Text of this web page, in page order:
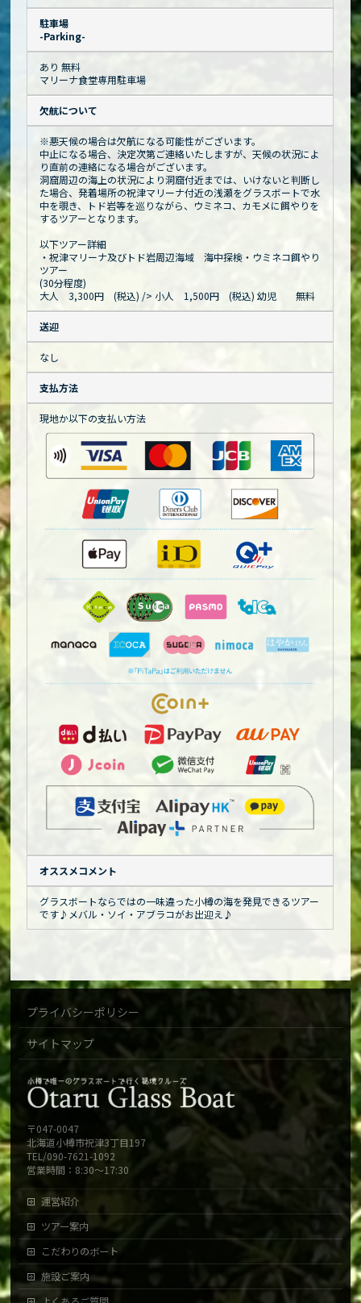
駐車場
-Parking-
あり 無料
マリーナ食堂専用駐車場
欠航について
※悪天候の場合は欠航になる可能性がございます。
中止になる場合、決定次第ご連絡いたしますが、天候の状況によ
り直前の連絡になる場合がございます。
洞窟周辺の海上の状況により洞窟付近までは、いけないと判断し
た場合、発着場所の祝津マリーナ付近の浅瀬をグラスボートで水
中を覗き、トド岩等を巡りながら、ウミネコ、カモメに餌やりを
するツアーとなります。
以下ツアー詳細
・祝津マリーナ及びトド岩周辺海域 海中探検・ウミネコ餌やり
ツアー
(30分程度)
大人 3,300円 (税込) /> 小人 1,500円 (税込) 幼児 無料
送迎
なし
支払方法
現地か以下の支払い方法
オススメコメント
グラスボートならではの一味違った小樽の海を発見できるツアー
です♪メバル・ソイ・アブラコがお出迎え♪
プライバシーポリシー
サイトマップ
〒047-0047
北海道小樽市祝津3丁目197
TEL/090-7621-1092
営業時間：8:30～17:30
運営紹介
ツアー案内
こだわりのボート
施設ご案内